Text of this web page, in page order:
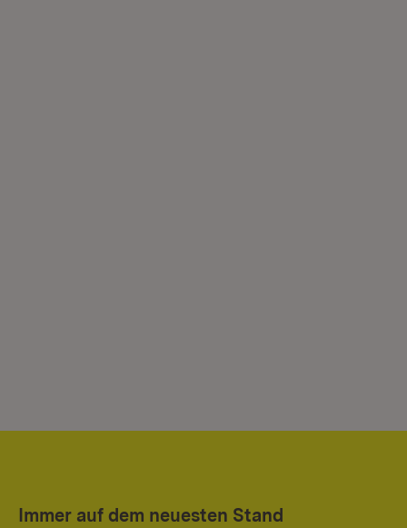
Immer auf dem neuesten Stand